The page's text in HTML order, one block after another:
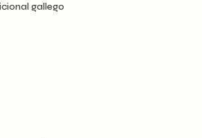
gallego